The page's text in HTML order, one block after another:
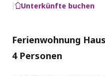
Unterkünfte buchen
Ferienwohnung
4 Personen